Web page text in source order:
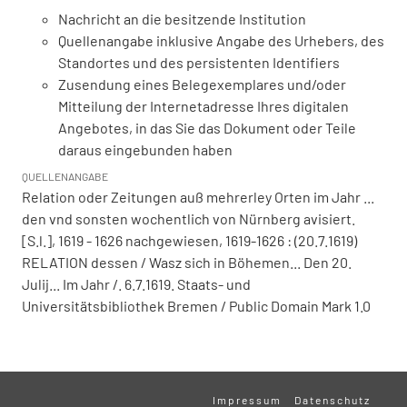
Nachricht an die besitzende Institution
Quellenangabe inklusive Angabe des Urhebers, des
Standortes und des persistenten Identifiers
Zusendung eines Belegexemplares und/oder
Mitteilung der Internetadresse Ihres digitalen
Angebotes, in das Sie das Dokument oder Teile
daraus eingebunden haben
QUELLENANGABE
Relation oder Zeitungen auß mehrerley Orten im Jahr ...
den vnd sonsten wochentlich von Nürnberg avisiert.
[S.l.], 1619 - 1626 nachgewiesen, 1619-1626 : (20.7.1619)
RELATION dessen / Wasz sich in Böhemen... Den 20.
Julij... Im Jahr /. 6.7.1619. Staats- und
Universitätsbibliothek Bremen / Public Domain Mark 1.0
Impressum Datenschutz